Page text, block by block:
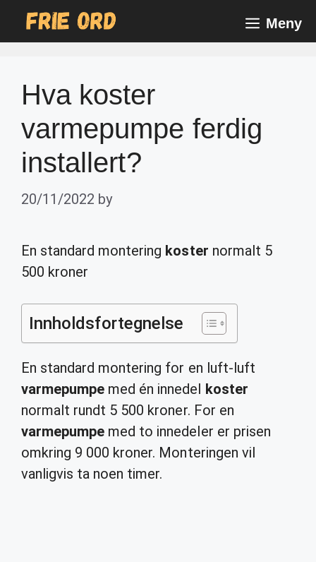
Meny
Hva koster
varmepumpe ferdig
installert?
20/11/2022 by
En standard montering koster normalt 5
500 kroner
Innholdsfortegnelse
En standard montering for en luft-luft
varmepumpe med én innedel koster
normalt rundt 5 500 kroner. For en
varmepumpe med to innedeler er prisen
omkring 9 000 kroner. Monteringen vil
vanligvis ta noen timer.